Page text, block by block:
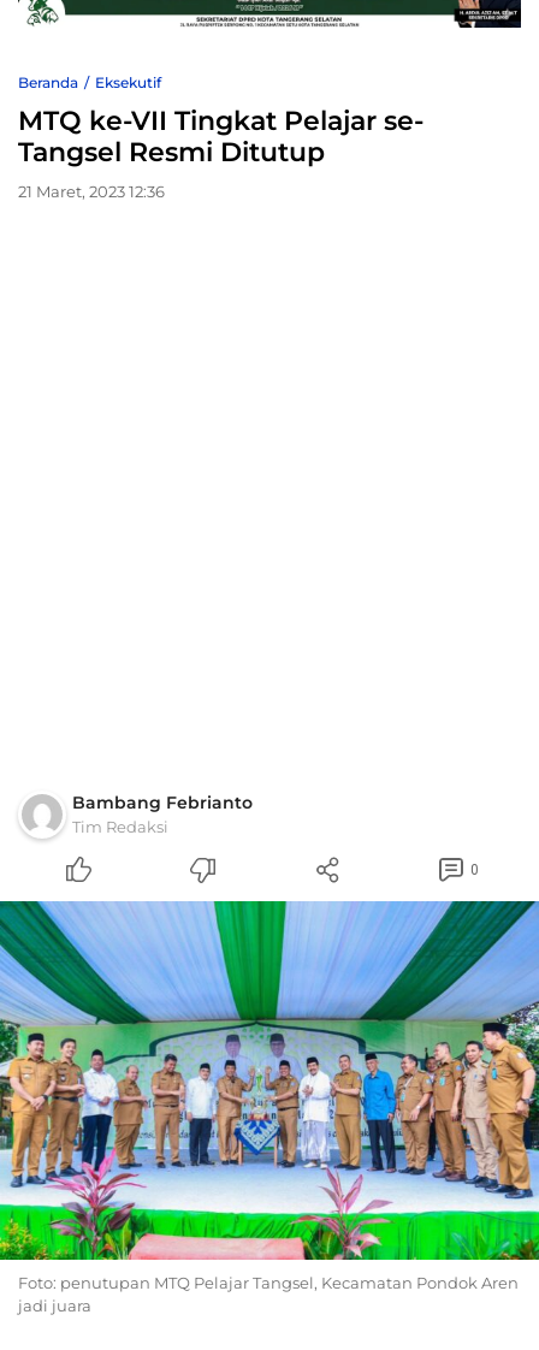
Beranda Eksekutif
MTQ ke-VII Tingkat Pelajar se-
Tangsel Resmi Ditutup
21 Maret, 2023 12:36
Bambang Febrianto
Tim Redaksi
0
Foto: penutupan MTQ Pelajar Tangsel, Kecamatan Pondok Aren
jadi juara